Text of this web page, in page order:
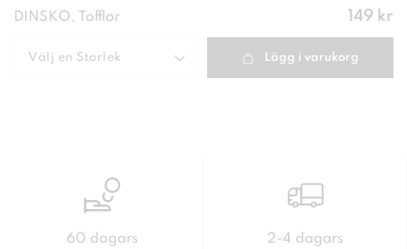
DINSKO, Tofflor Pris:
149 kr
Välj en Storlek Lägg i varukorg
60 dagars
2-4 dagars